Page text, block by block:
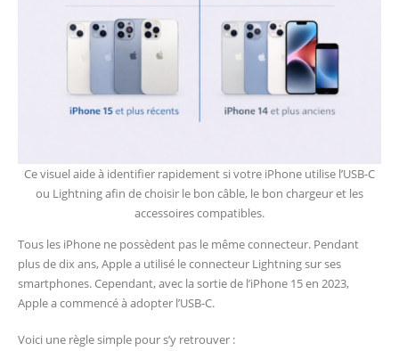
Ce visuel aide à identifier rapidement si votre iPhone utilise l’USB-C
ou Lightning afin de choisir le bon câble, le bon chargeur et les
accessoires compatibles.
Tous les iPhone ne possèdent pas le même connecteur. Pendant
plus de dix ans, Apple a utilisé le connecteur Lightning sur ses
smartphones. Cependant, avec la sortie de l’iPhone 15 en 2023,
Apple a commencé à adopter l’USB-C.
Voici une règle simple pour s’y retrouver :